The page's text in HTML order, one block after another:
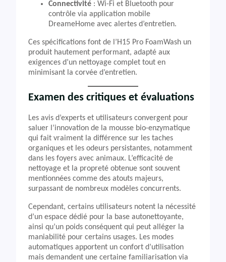
Connectivité : Wi-Fi et Bluetooth pour
contrôle via application mobile
DreameHome avec alertes d’entretien.
Ces spécifications font de l’H15 Pro FoamWash un
produit hautement performant, adapté aux
exigences d’un nettoyage complet tout en
minimisant la corvée d’entretien.
Examen des critiques et évaluations
Les avis d’experts et utilisateurs convergent pour
saluer l’innovation de la mousse bio-enzymatique
qui fait vraiment la différence sur les taches
organiques et les odeurs persistantes, notamment
dans les foyers avec animaux. L’efficacité de
nettoyage et la propreté obtenue sont souvent
mentionnées comme des atouts majeurs,
surpassant de nombreux modèles concurrents.
Cependant, certains utilisateurs notent la nécessité
d’un espace dédié pour la base autonettoyante,
ainsi qu’un poids conséquent qui peut alléger la
maniabilité pour certains usages. Les modes
automatiques apportent un confort d’utilisation
mais demandent une certaine familiarisation via